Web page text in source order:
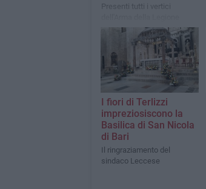
Presenti tutti i vertici
Puglia
I fiori di Terlizzi
impreziosiscono la
Basilica di San Nicola
di Bari
Il ringraziamento del
sindaco Leccese